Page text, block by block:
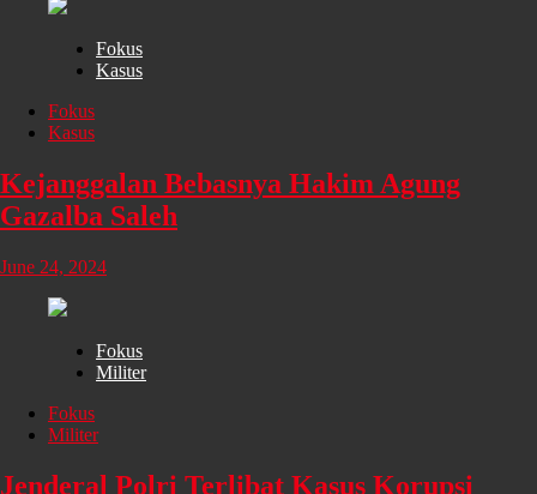
Fokus
Kasus
Fokus
Kasus
Kejanggalan Bebasnya Hakim Agung
Gazalba Saleh
June 24, 2024
Fokus
Militer
Fokus
Militer
Jenderal Polri Terlibat Kasus Korupsi